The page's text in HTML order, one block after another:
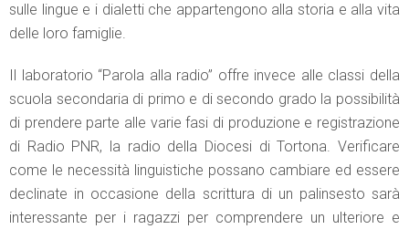
sulle lingue e i dialetti che appartengono alla storia e alla vita
delle loro famiglie.
Il laboratorio “Parola alla radio” offre invece alle classi della
scuola secondaria di primo e di secondo grado la possibilità
di prendere parte alle varie fasi di produzione e registrazione
di Radio PNR, la radio della Diocesi di Tortona. Verificare
come le necessità linguistiche possano cambiare ed essere
declinate in occasione della scrittura di un palinsesto sarà
interessante per i ragazzi per comprendere un ulteriore e